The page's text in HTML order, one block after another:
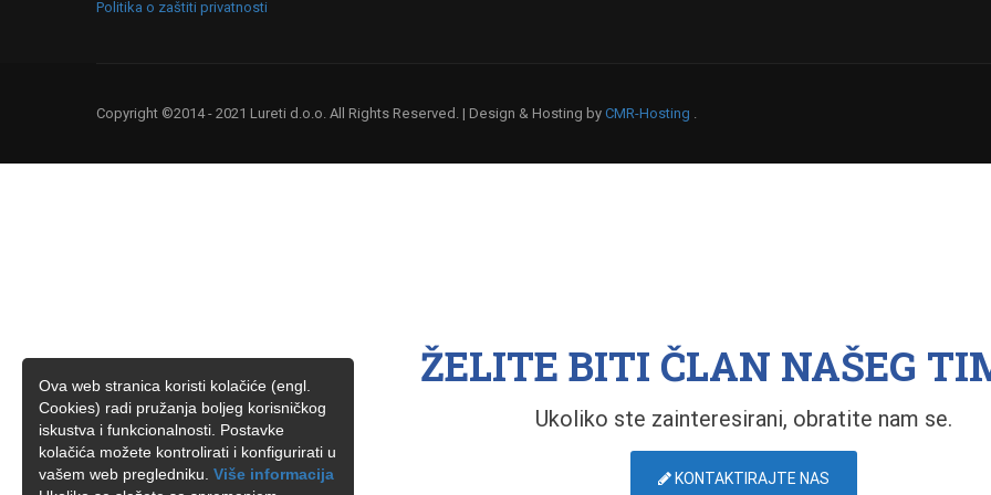
Politika o zaštiti privatnosti
Copyright ©2014 - 2021 Lureti d.o.o. All Rights Reserved. | Design & Hosting by CMR-Hosting .
ŽELITE BITI ČLAN NAŠEG
Ukoliko ste zainteresirani, obratite nam se.
KONTAKTIRAJTE NAS
Ova web stranica koristi kolačiće (engl.
Cookies) radi pružanja boljeg korisničkog
iskustva i funkcionalnosti. Postavke
kolačića možete kontrolirati i konfigurirati u
vašem web pregledniku. Više informacija